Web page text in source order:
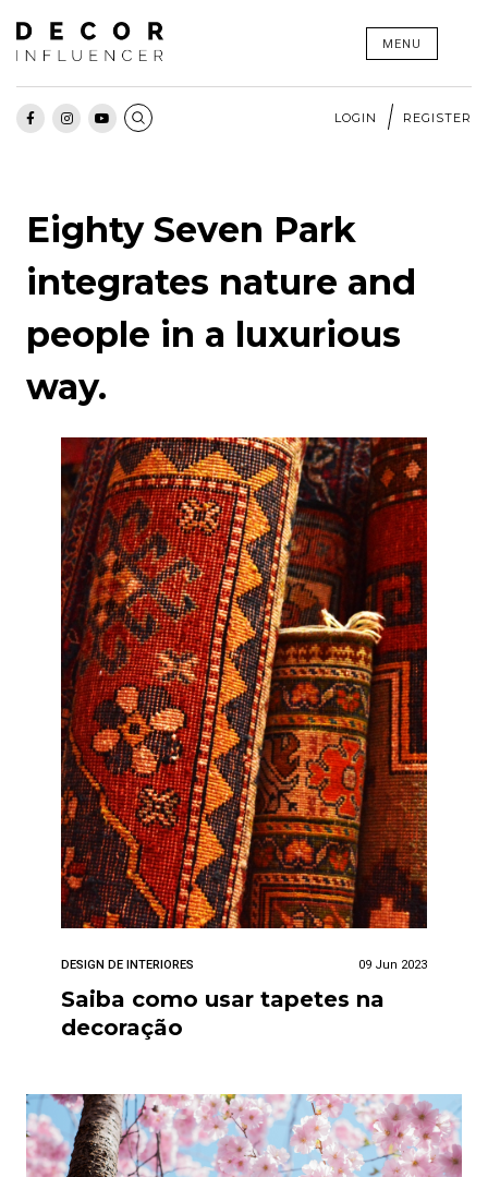
Skip
content
MENU
LOGIN REGISTER
Eighty Seven Park
integrates nature and
people in a luxurious
way.
DESIGN DE INTERIORES 09 Jun 2023
Saiba como usar tapetes na
decoração